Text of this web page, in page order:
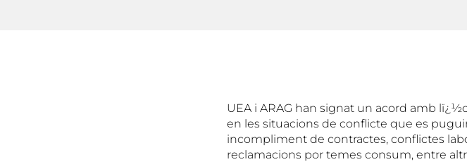
UEA i ARAG han signat un acord amb
en les situacions de conflicte que es
incompliment de contractes, conflictes
reclamacions por temes consum, entre